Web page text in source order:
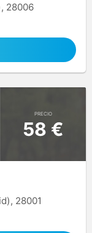
28006
PRECIO
58 €
28001